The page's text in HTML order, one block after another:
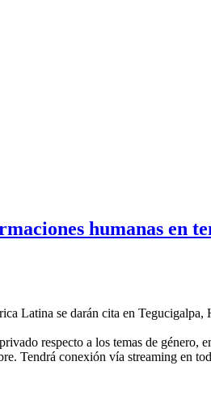
humanas en
Latina se darán cita en
respecto a los temas de género,
Tendrá conexión vía streaming en